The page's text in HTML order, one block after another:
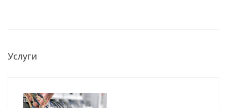
Услуги